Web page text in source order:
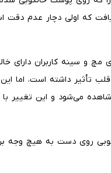
که اولی دچار عدم دقت
و سینه کاربران دارای
تأثیر داشته است، اما
می‌شود و این تغییر
روی دست به هیچ وجه بر